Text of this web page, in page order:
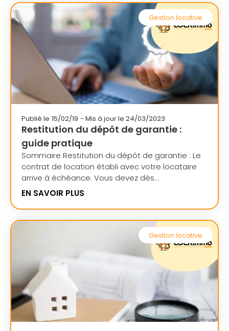
Gestion locative
Publié le 15/02/19 - Mis à jour le 24/03/2023
Restitution du dépôt de garantie :
guide pratique
Sommaire Restitution du dépôt de garantie : Le
contrat de location établi avec votre locataire
arrive à échéance. Vous devez dès...
EN SAVOIR PLUS
Gestion locative